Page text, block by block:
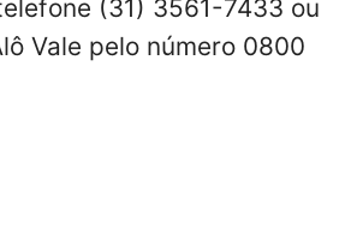
(31) 3561-7433 ou
Vale pelo número 0800